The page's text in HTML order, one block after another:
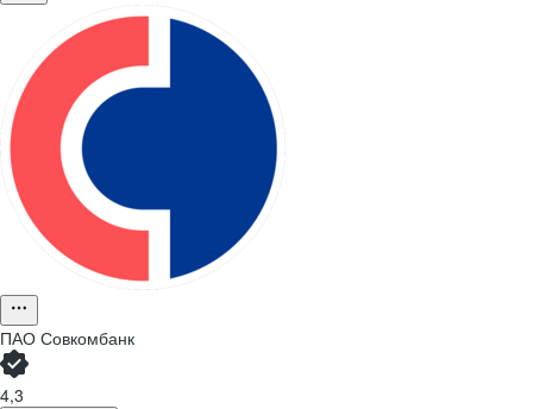
ПАО Совкомбанк
4,3